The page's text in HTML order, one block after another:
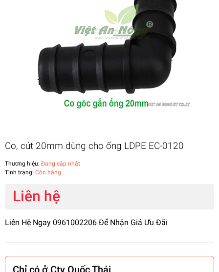
Co, cút 20mm dùng cho ống LDPE EC-0120
Thương hiệu: Đang cập nhật
Tình trạng: Còn hàng
Liên hệ
Liên Hệ Ngay 0961002206 Để Nhận Giá Ưu Đãi
Chỉ có ở Cty Quốc Thái